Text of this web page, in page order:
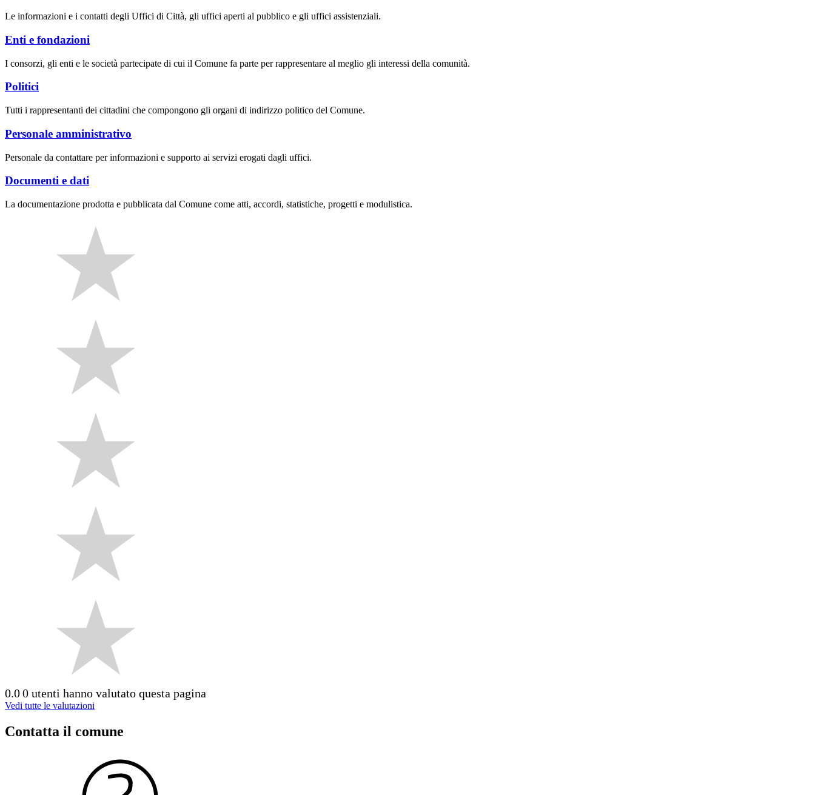
Le informazioni e i contatti degli Uffici di Città, gli uffici aperti al pubblico e gli uffici assistenziali.
Enti e fondazioni
I consorzi, gli enti e le società partecipate di cui il Comune fa parte per rappresentare al meglio gli interessi della comunità.
Politici
Tutti i rappresentanti dei cittadini che compongono gli organi di indirizzo politico del Comune.
Personale amministrativo
Personale da contattare per informazioni e supporto ai servizi erogati dagli uffici.
Documenti e dati
La documentazione prodotta e pubblicata dal Comune come atti, accordi, statistiche, progetti e modulistica.
0.00 utenti hanno valutato questa pagina
Vedi tutte le valutazioni
Contatta il comune